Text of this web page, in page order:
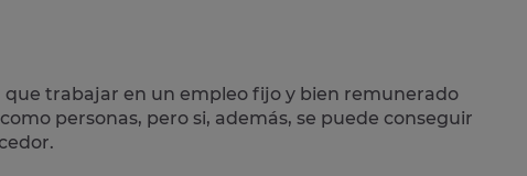
trabajar en un empleo fijo y bien remunerado
personas, pero si, además, se puede conseguir